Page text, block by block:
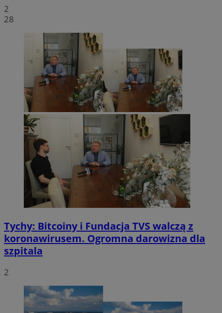
2
28
Tychy: Bitcoiny i Fundacja TVS walczą z
koronawirusem. Ogromna darowizna dla
szpitala
2